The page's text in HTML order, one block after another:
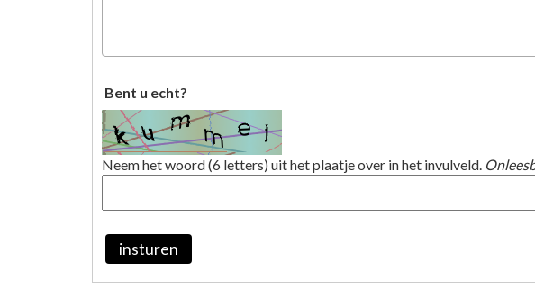
Bent u echt?
Neem het woord (6 letters) uit het plaatje over in het invulveld.
insturen